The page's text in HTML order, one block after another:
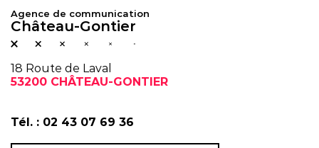
Agence de communication
Château-Gontier
18 Route de Laval
53200 CHÂTEAU-GONTIER
Tél. : 02 43 07 69 36